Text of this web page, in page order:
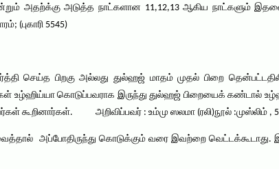
அதற்க்கு அடுத்த நாட்களான 11,12,13 ஆகிய நாட்களும்
(புகாரி 5545)
செய்த பிறகு அல்லது துல்ஹஜ் மாதம் முதல் பிறை
உழ்ஹிய்யா கொடுப்பவராக இருந்து துல்ஹஜ் பிறையைக் கண்டால்
கூறினார்கள். அறிவிப்பவர் : உம்மு ஸலமா (ரலி)நூல் :முஸ்லிம் ,
அப்போதிருந்து கொடுக்கும் வரை இவற்றை வெட்டக்கூடாது.